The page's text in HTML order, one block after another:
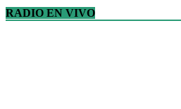
RADIO EN VIVO